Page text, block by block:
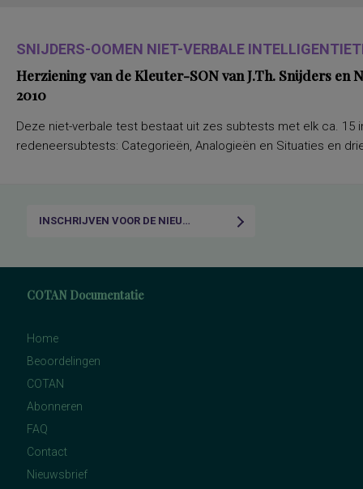
SNIJDERS-OOMEN NIET-VERBALE
Herziening van de Kleuter-SON van J.Th. Snijders en
2010
Deze niet-verbale test bestaat uit zes subtests met elk ca. 15
redeneersubtests: Categorieën, Analogieën en Situaties en
INSCHRIJVEN VOOR DE NIEUWSBRIEF
COTAN Documentatie
Home
Beoordelingen
COTAN
Abonneren
FAQ
Contact
Nieuwsbrief